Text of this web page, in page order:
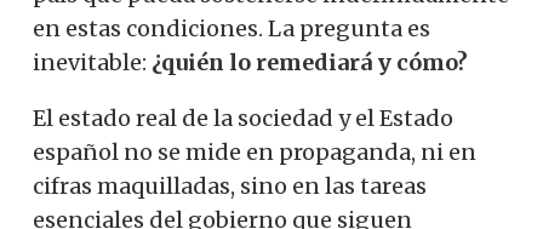
en estas condiciones. La pregunta es
inevitable: ¿quién lo remediará y cómo?
El estado real de la sociedad y el Estado
español no se mide en propaganda, ni en
cifras maquilladas, sino en las tareas
esenciales del gobierno que siguen